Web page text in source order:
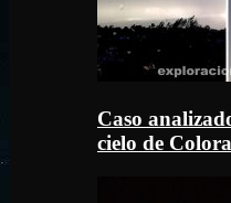
Caso
cielo de